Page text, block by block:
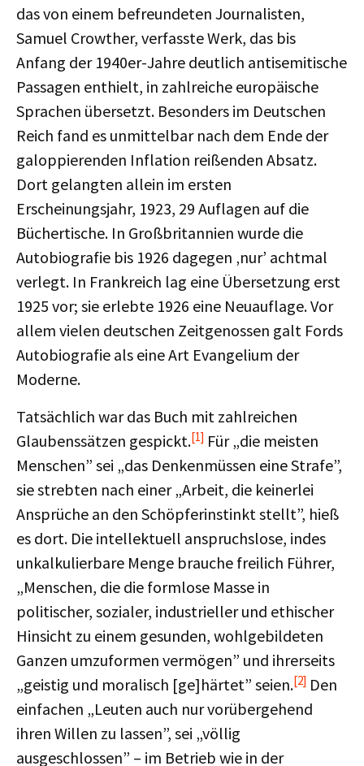
das von einem befreundeten Journalisten,
Samuel Crowther, verfasste Werk, das bis
Anfang der 1940er-Jahre deutlich antisemitische
Passagen enthielt, in zahlreiche europäische
Sprachen übersetzt. Besonders im Deutschen
Reich fand es unmittelbar nach dem Ende der
galoppierenden Inflation reißenden Absatz.
Dort gelangten allein im ersten
Erscheinungsjahr, 1923, 29 Auflagen auf die
Büchertische. In Großbritannien wurde die
Autobiografie bis 1926 dagegen ‚nur’ achtmal
verlegt. In Frankreich lag eine Übersetzung erst
1925 vor; sie erlebte 1926 eine Neuauflage. Vor
allem vielen deutschen Zeitgenossen galt Fords
Autobiografie als eine Art Evangelium der
Moderne.
Tatsächlich war das Buch mit zahlreichen
Glaubenssätzen gespickt.[1] Für „die meisten
Menschen” sei „das Denkenmüssen eine Strafe”,
sie strebten nach einer „Arbeit, die keinerlei
Ansprüche an den Schöpferinstinkt stellt”, hieß
es dort. Die intellektuell anspruchslose, indes
unkalkulierbare Menge brauche freilich Führer,
„Menschen, die die formlose Masse in
politischer, sozialer, industrieller und ethischer
Hinsicht zu einem gesunden, wohlgebildeten
Ganzen umzuformen vermögen” und ihrerseits
„geistig und moralisch [ge]härtet” seien.[2] Den
einfachen „Leuten auch nur vorübergehend
ihren Willen zu lassen”, sei „völlig
ausgeschlossen” – im Betrieb wie in der